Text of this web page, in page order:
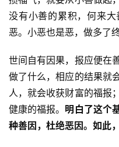
僧
访
谈
心
乐
菩
提
没有小善的累积，何来
恶。小恶也是恶，做多了
世间自有因果，报应便在
做了什么，相应的结果就
人，就会收获财富的福报
健康的福报。 明白了这个
种善因，杜绝恶因。如此